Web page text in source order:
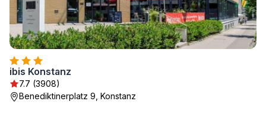
ibis Konstanz
7.7 (3908)
Benediktinerplatz 9, Konstanz